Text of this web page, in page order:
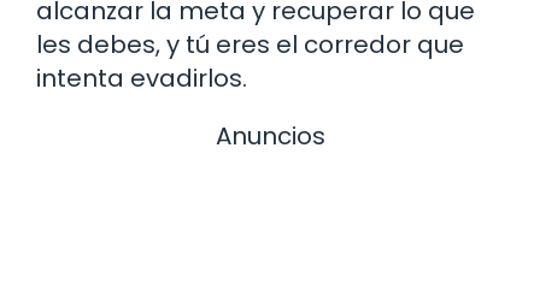
alcanzar la meta y recuperar lo que
les debes, y tú eres el corredor que
intenta evadirlos.
Anuncios